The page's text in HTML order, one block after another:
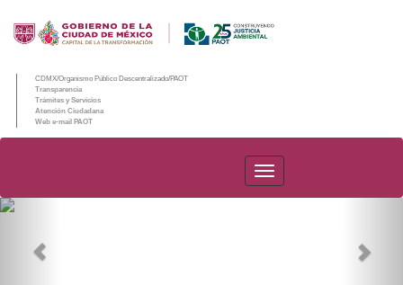
CDMX/Organismo Público Descentralizado/PAOT
Transparencia
Trámites y Servicios
Atención Ciudadana
Web e-mail PAOT
PAOT